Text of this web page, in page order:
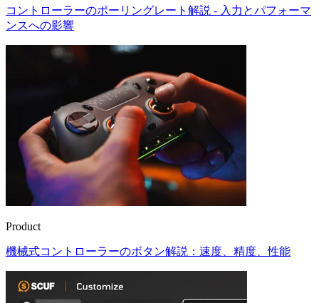
コントローラーのポーリングレート解説 - 入力とパフォーマ
ンスへの影響
Product
機械式コントローラーのボタン解説：速度、精度、性能